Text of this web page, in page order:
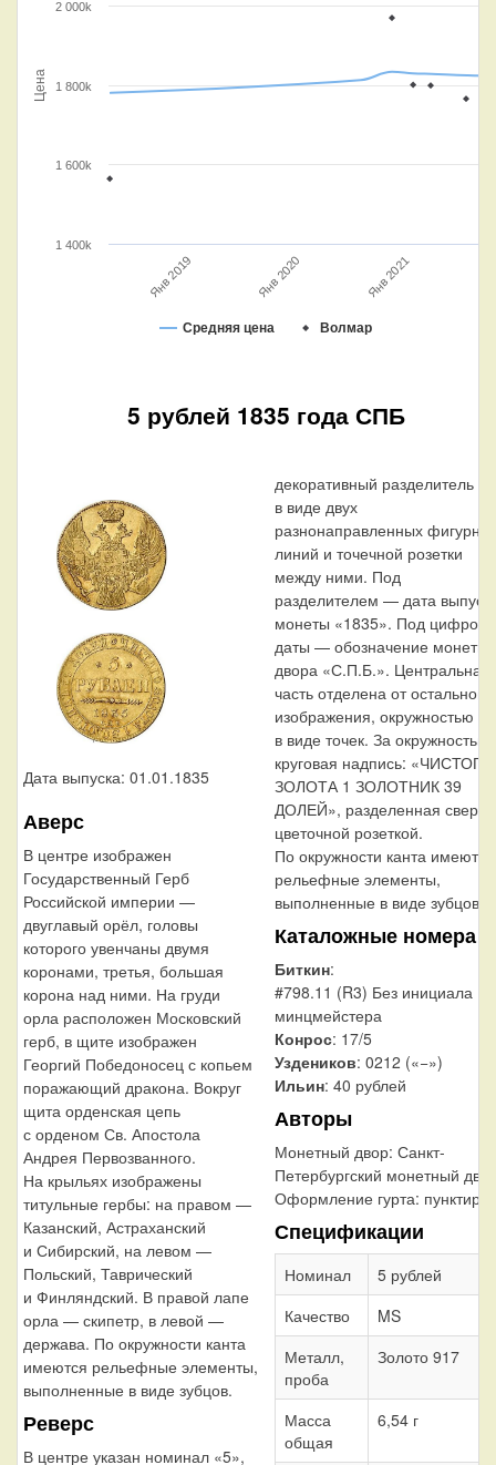
Цена
Средняя цена Волмар
Янв 2019 Янв 2020 Янв 2021
1 600k
1 800k
2 000k
1 400k
5 рублей 1835 года СПБ
Дата выпуска: 01.01.1835
Аверс
В центре изображен
Государственный Герб
Российской империи —
двуглавый орёл, головы
которого увенчаны двумя
коронами, третья, большая
корона над ними. На груди
орла расположен Московский
герб, в щите изображен
Георгий Победоносец с копьем
поражающий дракона. Вокруг
щита орденская цепь
с орденом Св. Апостола
Андрея Первозванного.
На крыльях изображены
титульные гербы: на правом —
Казанский, Астраханский
и Сибирский, на левом —
Польский, Таврический
и Финляндский. В правой лапе
орла — скипетр, в левой —
держава. По окружности канта
имеются рельефные элементы,
выполненные в виде зубцов.
Реверс
В центре указан номинал «5»,
декоративный разделитель
в виде двух
разнонаправленных
линий и точечной розетки
между ними. Под
разделителем — дата
монеты «1835». Под цифрой
даты — обозначение
двора «С.П.Б.». Центральная
часть отделена от остального
изображения, окружностью
в виде точек. За окружностью
круговая надпись: «ЧИСТОГО
ЗОЛОТА 1 ЗОЛОТНИК 39
ДОЛЕЙ», разделенная сверху
цветочной розеткой.
По окружности канта имеются
рельефные элементы,
выполненные в виде зубцов.
Каталожные номера
Биткин:
#798.11 (R3) Без инициала
минцмейстера
Конрос: 17/5
Уздеников: 0212 («−»)
Ильин: 40 рублей
Авторы
Монетный двор: Санкт-
Петербургский монетный
Оформление гурта: пунктир
Спецификации
Номинал
5 рублей
Качество
MS
Металл,
проба
Золото 917
Масса
общая
6,54 г